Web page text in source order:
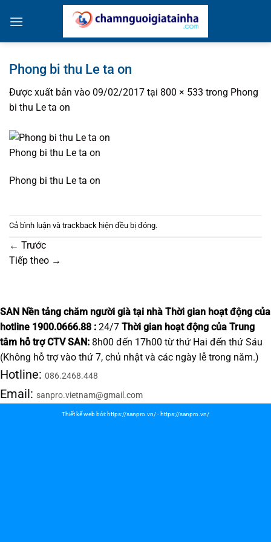
qua
Phong bi thu Le ta on
Được xuất bản vào 09/02/2017 tại 800 × 533 trong Phong
bi thu Le ta on
Phong bi thu Le ta on
Phong bi thu Le ta on
Cả bình luận và trackback hiện đều bị đóng.
← Trước
Tiếp theo →
SAN Nền tảng chăm người già tại nhà Thời gian hoạt động của
hotline 1900.0666.88 : 24/7 Thời gian hoạt động của Trung
tâm hỗ trợ CTV SAN: 8h00 đến 17h00 từ thứ Hai đến thứ Sáu
(Không hỗ trợ vào thứ 7, chủ nhật và các ngày lễ trong năm.)
Hotline: 086.2468.448
Email: sanpro.vietnam@gmail.com
Thiết kế web bởi: https://sanpro.vn/- https://sanpro.vn/